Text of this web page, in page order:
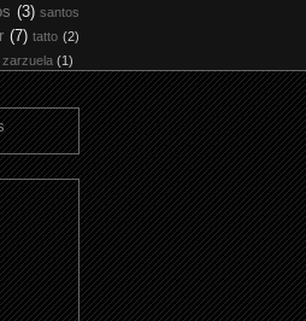
(3) santos
(7) tatto (2)
zarzuela (1)